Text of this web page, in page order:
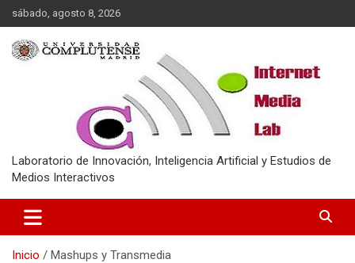
Saltar
al
contenido
sábado, agosto 8, 2026
Laboratorio de Innovación, Inteligencia Artificial y Estudios de
Medios Interactivos
Inicio Mashups y Transmedia